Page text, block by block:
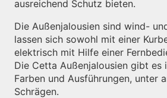
ausreichend Schutz bieten.
Die Außenjalousien sind wind-
lassen sich sowohl mit einer
elektrisch mit Hilfe einer
Die Cetta Außenjalousien gibt es
Farben und Ausführungen, unter
Schrägen.